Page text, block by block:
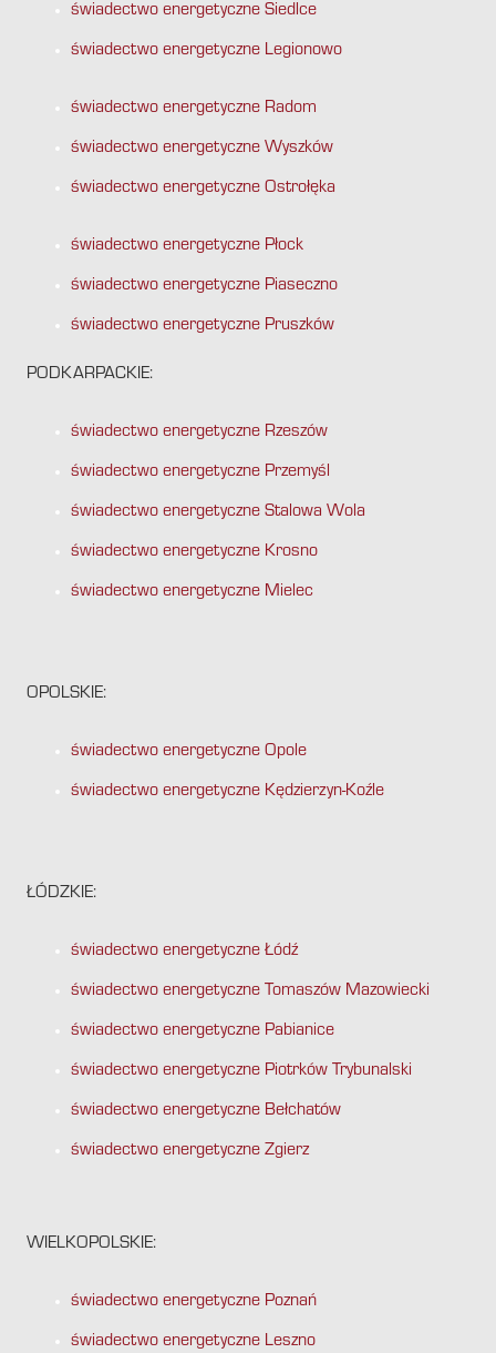
świadectwo energetyczne Siedlce
świadectwo energetyczne Legionowo
świadectwo energetyczne Radom
świadectwo energetyczne Wyszków
świadectwo energetyczne Ostrołęka
świadectwo energetyczne Płock
świadectwo energetyczne Piaseczno
świadectwo energetyczne Pruszków
PODKARPACKIE:
świadectwo energetyczne Rzeszów
świadectwo energetyczne Przemyśl
świadectwo energetyczne Stalowa Wola
świadectwo energetyczne Krosno
świadectwo energetyczne Mielec
OPOLSKIE:
świadectwo energetyczne Opole
świadectwo energetyczne Kędzierzyn-Koźle
ŁÓDZKIE:
świadectwo energetyczne Łódź
świadectwo energetyczne Tomaszów Mazowiecki
świadectwo energetyczne Pabianice
świadectwo energetyczne Piotrków Trybunalski
świadectwo energetyczne Bełchatów
świadectwo energetyczne Zgierz
WIELKOPOLSKIE:
świadectwo energetyczne Poznań
świadectwo energetyczne Leszno